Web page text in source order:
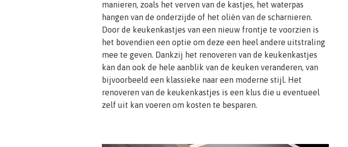
manieren, zoals het verven van de kastjes, het waterpas
hangen van de onderzijde of het oliën van de scharnieren.
Door de keukenkastjes van een nieuw frontje te voorzien is
het bovendien een optie om deze een heel andere uitstraling
mee te geven. Dankzij het renoveren van de keukenkastjes
kan dan ook de hele aanblik van de keuken veranderen, van
bijvoorbeeld een klassieke naar een moderne stijl. Het
renoveren van de keukenkastjes is een klus die u eventueel
zelf uit kan voeren om kosten te besparen.